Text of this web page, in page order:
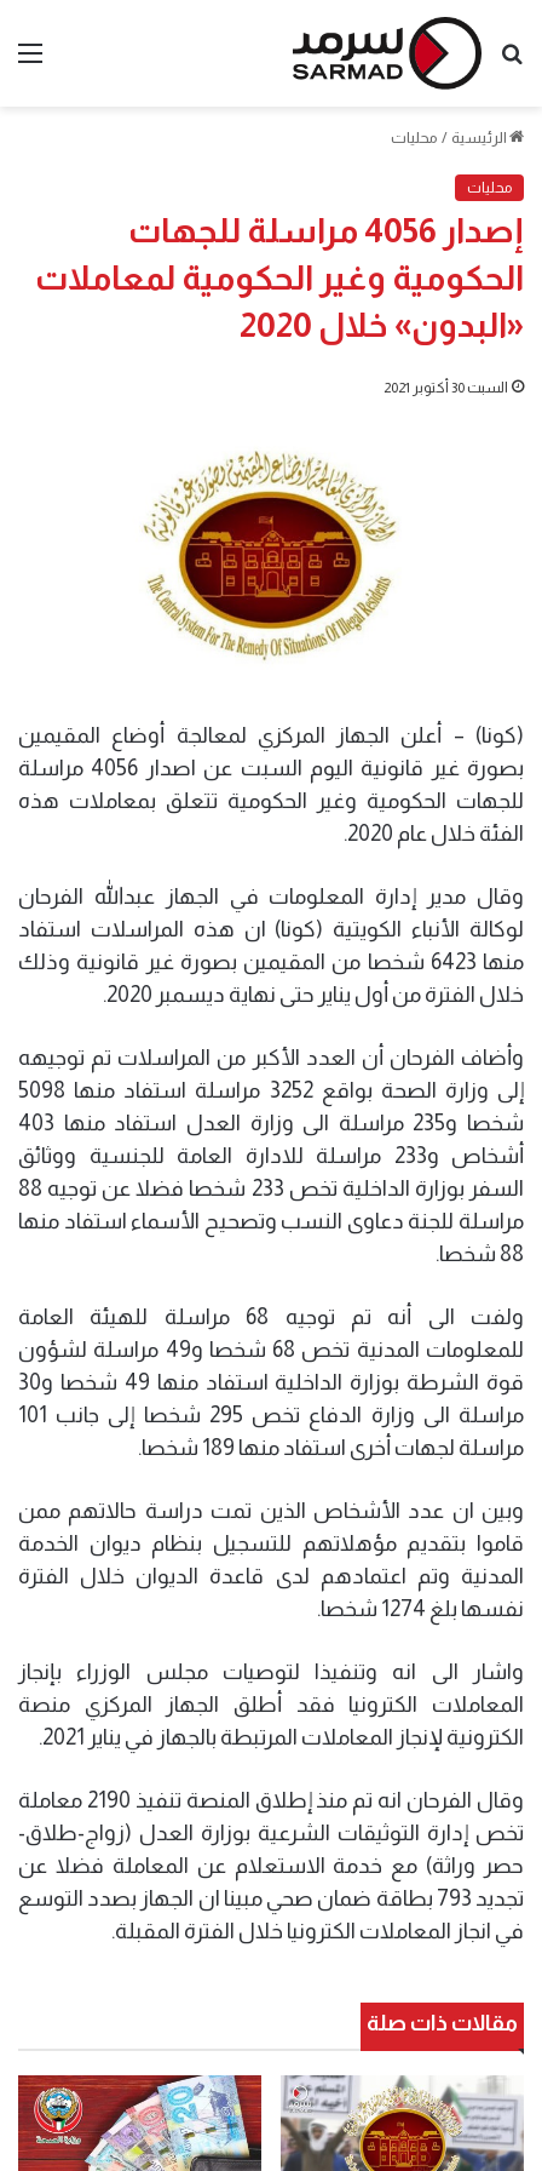
بحث
الرئيسية / محليات
محليات
إصدار 4056 مراسلة للجهات
الحكومية وغير الحكومية لمعاملات
«البدون» خلال 2020
السبت 30 أكتوبر 2021
(كونا) – أعلن الجهاز المركزي لمعالجة أوضاع المقيمين
بصورة غير قانونية اليوم السبت عن اصدار 4056 مراسلة
للجهات الحكومية وغير الحكومية تتعلق بمعاملات هذه
الفئة خلال عام 2020.
وقال مدير إدارة المعلومات في الجهاز عبدالله الفرحان
لوكالة الأنباء الكويتية (كونا) ان هذه المراسلات استفاد
منها 6423 شخصا من المقيمين بصورة غير قانونية وذلك
خلال الفترة من أول يناير حتى نهاية ديسمبر 2020.
وأضاف الفرحان أن العدد الأكبر من المراسلات تم توجيهه
إلى وزارة الصحة بواقع 3252 مراسلة استفاد منها 5098
شخصا و235 مراسلة الى وزارة العدل استفاد منها 403
أشخاص و233 مراسلة للادارة العامة للجنسية ووثائق
السفر بوزارة الداخلية تخص 233 شخصا فضلا عن توجيه 88
مراسلة للجنة دعاوى النسب وتصحيح الأسماء استفاد منها
88 شخصا.
ولفت الى أنه تم توجيه 68 مراسلة للهيئة العامة
للمعلومات المدنية تخص 68 شخصا و49 مراسلة لشؤون
قوة الشرطة بوزارة الداخلية استفاد منها 49 شخصا و30
مراسلة الى وزارة الدفاع تخص 295 شخصا إلى جانب 101
مراسلة لجهات أخرى استفاد منها 189 شخصا.
وبين ان عدد الأشخاص الذين تمت دراسة حالاتهم ممن
قاموا بتقديم مؤهلاتهم للتسجيل بنظام ديوان الخدمة
المدنية وتم اعتمادهم لدى قاعدة الديوان خلال الفترة
نفسها بلغ 1274 شخصا.
واشار الى انه وتنفيذا لتوصيات مجلس الوزراء بإنجاز
المعاملات الكترونيا فقد أطلق الجهاز المركزي منصة
الكترونية لإنجاز المعاملات المرتبطة بالجهاز في يناير 2021.
وقال الفرحان انه تم منذ إطلاق المنصة تنفيذ 2190 معاملة
تخص إدارة التوثيقات الشرعية بوزارة العدل (زواج-طلاق-
حصر وراثة) مع خدمة الاستعلام عن المعاملة فضلا عن
تجديد 793 بطاقة ضمان صحي مبينا ان الجهاز بصدد التوسع
في انجاز المعاملات الكترونيا خلال الفترة المقبلة.
مقالات ذات صلة